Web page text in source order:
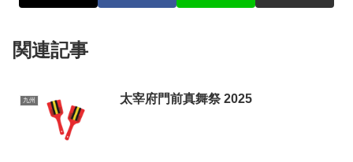
関連記事
九州 太宰府門前真舞祭 2025